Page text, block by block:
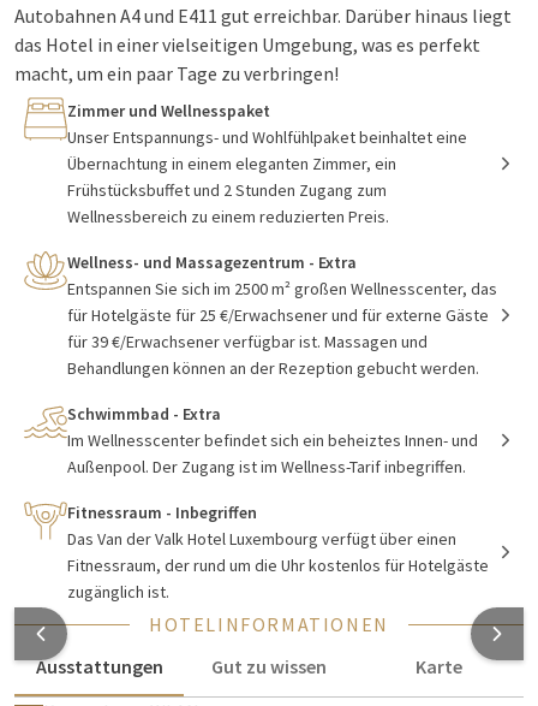
Autobahnen A4 und E411 gut erreichbar. Darüber hinaus liegt
das Hotel in einer vielseitigen Umgebung, was es perfekt
macht, um ein paar Tage zu verbringen!
Luxemburg: der perfekte Ort für ein
paar Tage Auszeit
Möchten Sie ein paar Tage weg, aber nicht weit weg von zu
Hause? Denken Sie dann einmal an Luxemburg! Hier finden Sie
schöne Natur, wunderschöne Schlösser und beeindruckende
Architektur. Möchten Sie während Ihres Aufenthalts einen
Abend auswärts verbringen? Werfen Sie einen Blick auf das
Philharmonie. In der Philharmonie können Sie viele
Aufführungen im schönen Konzertsaal besuchen und das
Grand Theater ist einer der wichtigsten Orte für Drama, Oper
und Ballett. Innerhalb einer halben Stunde mit dem Auto
erreichen Sie von Van der Valk Hotel Luxembourg-Arlon die
Stadt Luxemburg.
Spaziergang durch das authentische
Arlon
Zimmer und Wellnesspaket
Unser Entspannungs- und Wohlfühlpaket beinhaltet eine
Übernachtung in einem eleganten Zimmer, ein
Frühstücksbuffet und 2 Stunden Zugang zum
Wellnessbereich zu einem reduzierten Preis.
Wellness- und Massagezentrum - Extra
Entspannen Sie sich im 2500 m² großen Wellnesscenter, das
für Hotelgäste für 25 €/Erwachsener und für externe Gäste
für 39 €/Erwachsener verfügbar ist. Massagen und
Behandlungen können an der Rezeption gebucht werden.
Schwimmbad - Extra
Im Wellnesscenter befindet sich ein beheiztes Innen- und
Außenpool. Der Zugang ist im Wellness-Tarif inbegriffen.
Fitnessraum - Inbegriffen
Das Van der Valk Hotel Luxembourg verfügt über einen
Fitnessraum, der rund um die Uhr kostenlos für Hotelgäste
zugänglich ist.
HOTELINFORMATIONEN
Ausstattungen
Gut zu wissen
Karte